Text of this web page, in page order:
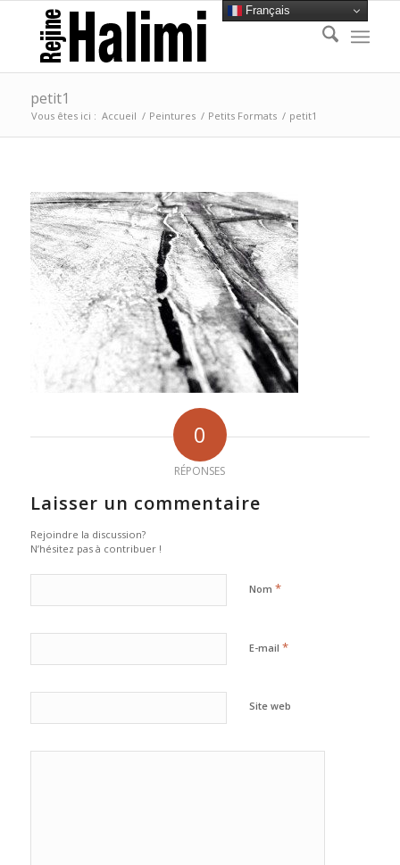
petit1
Vous êtes ici : Accueil / Peintures / Petits Formats / petit1
0
RÉPONSES
Laisser un commentaire
Rejoindre la discussion?
N’hésitez pas à contribuer !
Nom *
E-mail *
Site web
Français